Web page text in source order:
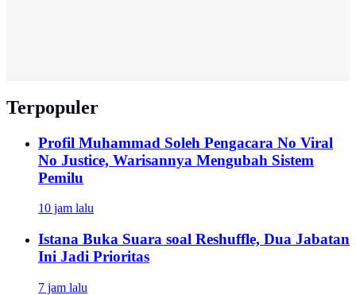
Terpopuler
Profil Muhammad Soleh Pengacara No Viral
No Justice, Warisannya Mengubah Sistem
Pemilu
10 jam lalu
Istana Buka Suara soal Reshuffle, Dua Jabatan
Ini Jadi Prioritas
7 jam lalu